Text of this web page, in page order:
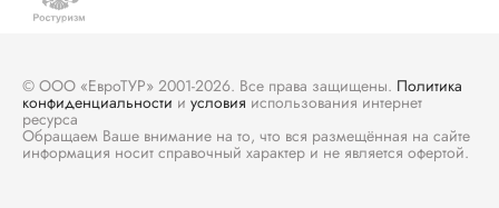
© ООО «ЕвроТУР» 2001-2026. Все права защищены. Политика
конфиденциальности и условия использования интернет
ресурса
Обращаем Ваше внимание на то, что вся размещённая на сайте
информация носит справочный характер и не является офертой.